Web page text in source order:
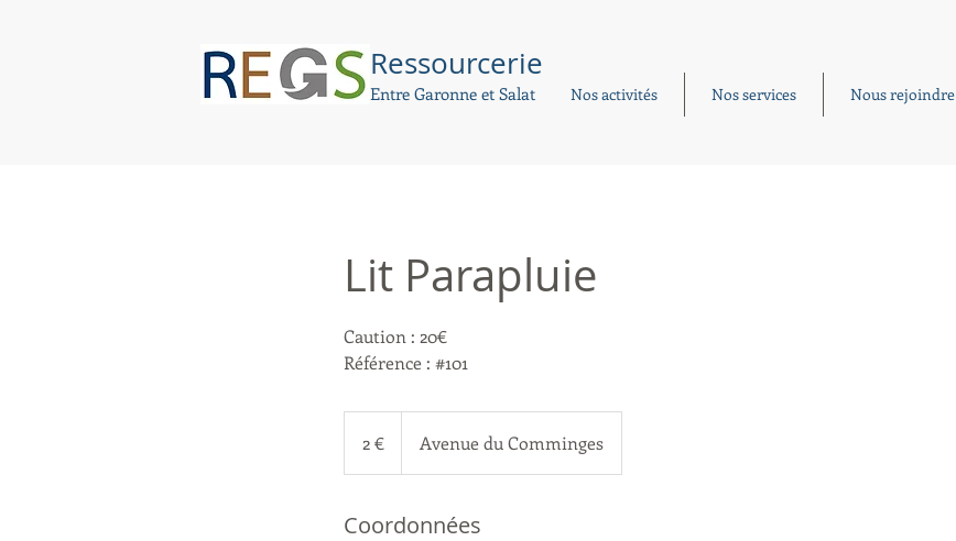
Nos activités Nos services Nous rejoindre
Ressourcerie
Entre Garonne et Salat
Lit Parapluie
Caution : 20€
Référence : #101
2 € Avenue du Comminges
Coordonnées